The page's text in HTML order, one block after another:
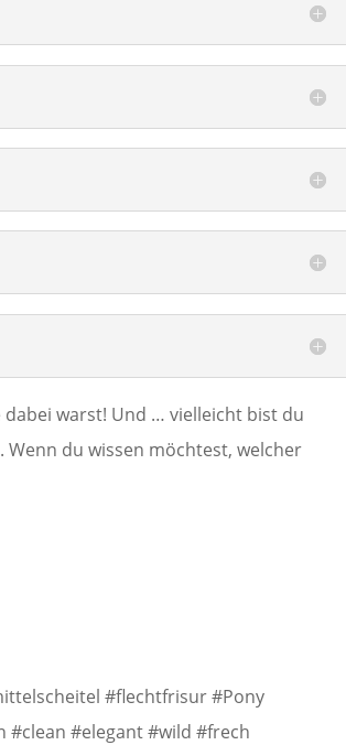
warst! Und … vielleicht bist du
du wissen möchtest, welcher
#flechtfrisur #Pony
#clean #elegant #wild #frech